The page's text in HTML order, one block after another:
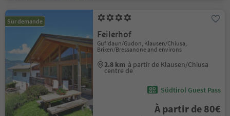
Sur demande
Feilerhof
Gufidaun/Gudon, Klausen/Chiusa,
Brixen/Bressanone and environs
2.8 km à partir de Klausen/Chiusa
centre de
Südtirol Guest Pass
À partir de 80€